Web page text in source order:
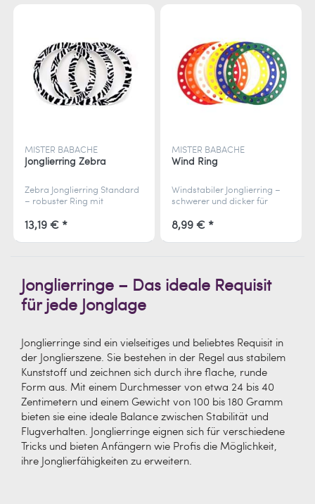
MISTER BABACHE
Jonglierring Zebra
Zebra Jonglierring Standard
– robuster Ring mit
für Anfänger und Profis,
ideal für beeindruckende
Jongliertricks.
13,19 € *
MISTER BABACHE
Wind Ring
Windstabiler Jonglierring –
schwerer und dicker für
ideal für Outdoor-Jonglage
und präzise Würfe.
8,99 € *
Jonglierringe – Das ideale Requisit
für jede Jonglage
Jonglierringe sind ein vielseitiges und beliebtes Requisit in
der Jonglierszene. Sie bestehen in der Regel aus stabilem
Kunststoff und zeichnen sich durch ihre flache, runde
Form aus. Mit einem Durchmesser von etwa 24 bis 40
Zentimetern und einem Gewicht von 100 bis 180 Gramm
bieten sie eine ideale Balance zwischen Stabilität und
Flugverhalten. Jonglierringe eignen sich für verschiedene
Tricks und bieten Anfängern wie Profis die Möglichkeit,
ihre Jonglierfähigkeiten zu erweitern.